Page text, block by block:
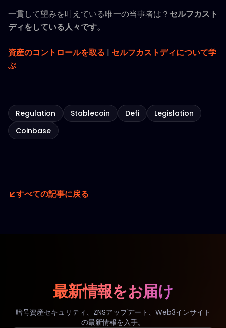
一貫して望みを叶えている唯一の当事者は？ セルフカスト
ディをしている人々です。
資産のコントロールを取る | セルフカストディについて学
ぶ
Regulation Stablecoin Defi
Legislation
Coinbase
すべての記事に戻る
最新情報をお届け
暗号資産セキュリティ、ZNSアップデート、Web3インサイト
の最新情報を入手。